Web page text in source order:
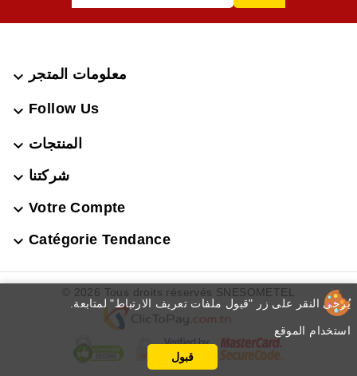
معلومات المتجر 
Follow Us

المنتجات 
شركتنا 
Votre Compte

Catégorie Tendance

استخدام الموقع
قبول
© 2026 Tous droits réservés SNESOMETEL